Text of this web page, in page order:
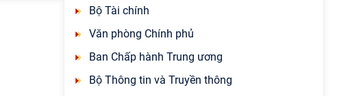
Bộ Tài chính
Văn phòng Chính phủ
Ban Chấp hành Trung ương
Bộ Thông tin và Truyền thông